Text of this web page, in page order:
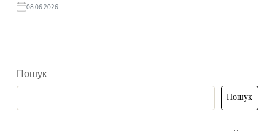
08.06.2026
Пошук
Пошук